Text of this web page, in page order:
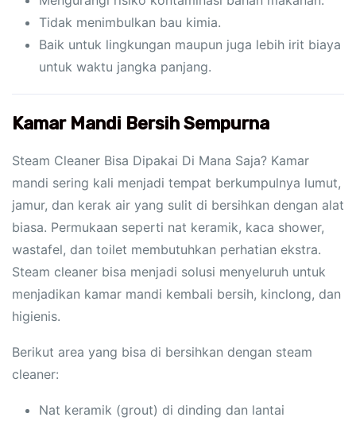
Tidak menimbulkan bau kimia.
Baik untuk lingkungan maupun juga lebih irit biaya
untuk waktu jangka panjang.
Kamar Mandi Bersih Sempurna
Steam Cleaner Bisa Dipakai Di Mana Saja? Kamar
mandi sering kali menjadi tempat berkumpulnya lumut,
jamur, dan kerak air yang sulit di bersihkan dengan alat
biasa. Permukaan seperti nat keramik, kaca shower,
wastafel, dan toilet membutuhkan perhatian ekstra.
Steam cleaner bisa menjadi solusi menyeluruh untuk
menjadikan kamar mandi kembali bersih, kinclong, dan
higienis.
Berikut area yang bisa di bersihkan dengan steam
cleaner:
Nat keramik (grout) di dinding dan lantai